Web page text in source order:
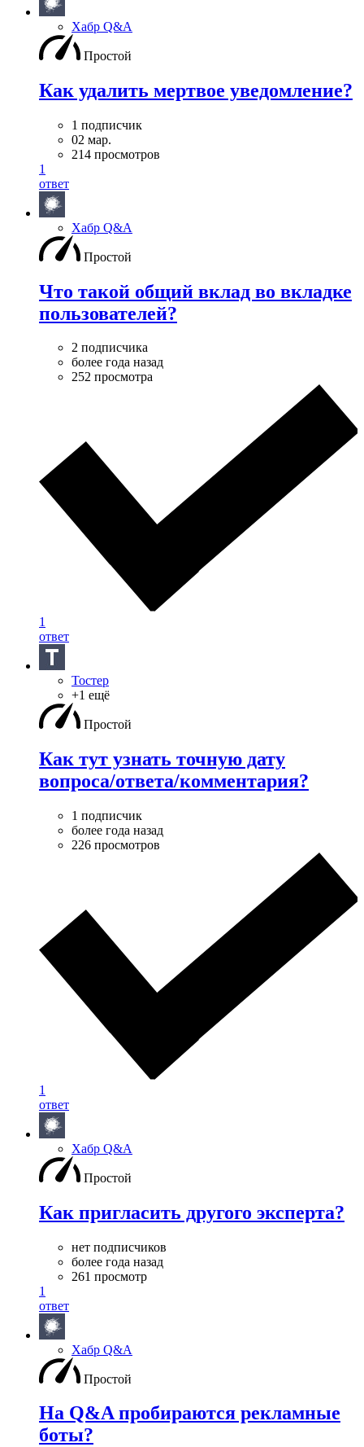
Хабр Q&A
Простой
Как удалить мертвое уведомление?
1 подписчик
02 мар.
214 просмотров
1
ответ
Хабр Q&A
Простой
Что такой общий вклад во вкладке
пользователей?
2 подписчика
более года назад
252 просмотра
1
ответ
Тостер
+1 ещё
Простой
Как тут узнать точную дату
вопроса/ответа/комментария?
1 подписчик
более года назад
226 просмотров
1
ответ
Хабр Q&A
Простой
Как пригласить другого эксперта?
нет подписчиков
более года назад
261 просмотр
1
ответ
Хабр Q&A
Простой
На Q&A пробираются рекламные
боты?